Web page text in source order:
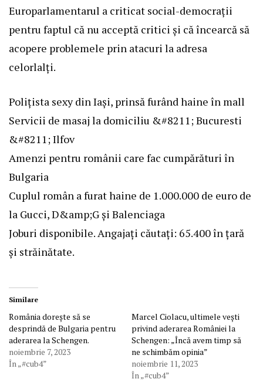
Europarlamentarul a criticat social-democrații
pentru faptul că nu acceptă critici și că încearcă să
acopere problemele prin atacuri la adresa
celorlalți.
Polițista sexy din Iași, prinsă furând haine în mall
Servicii de masaj la domiciliu &#8211; Bucuresti
&#8211; Ilfov
Amenzi pentru românii care fac cumpărături în
Bulgaria
Cuplul român a furat haine de 1.000.000 de euro de
la Gucci, D&amp;G şi Balenciaga
Joburi disponibile. Angajați căutați: 65.400 în țară
și străinătate.
Similare
România dorește să se
desprindă de Bulgaria pentru
aderarea la Schengen.
noiembrie 7, 2023
În „#cub4”
Marcel Ciolacu, ultimele vești
privind aderarea României la
Schengen: „Încă avem timp să
ne schimbăm opinia”
noiembrie 11, 2023
În „#cub4”